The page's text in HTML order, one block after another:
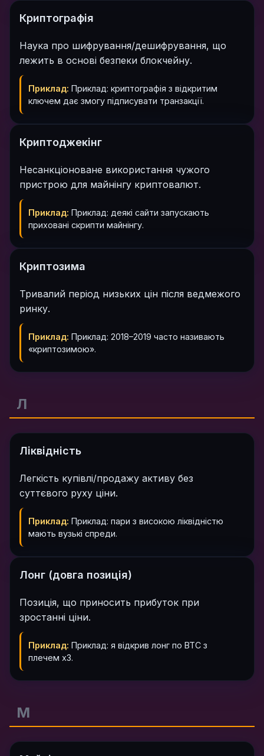
Криптографія
Наука про шифрування/дешифрування, що
лежить в основі безпеки блокчейну.
Приклад: Приклад: криптографія з відкритим
ключем дає змогу підписувати транзакції.
Криптоджекінг
Несанкціоноване використання чужого
пристрою для майнінгу криптовалют.
Приклад: Приклад: деякі сайти запускають
приховані скрипти майнінгу.
Криптозима
Тривалий період низьких цін після ведмежого
ринку.
Приклад: Приклад: 2018–2019 часто називають
«криптозимою».
Л
Ліквідність
Легкість купівлі/продажу активу без
суттєвого руху ціни.
Приклад: Приклад: пари з високою ліквідністю
мають вузькі спреди.
Лонг (довга позиція)
Позиція, що приносить прибуток при
зростанні ціни.
Приклад: Приклад: я відкрив лонг по BTC з
плечем x3.
М